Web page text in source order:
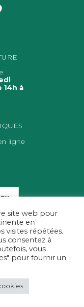
14h à
ligne
site web pour
en
visites répétées.
consentez à
vous
pour fournir un